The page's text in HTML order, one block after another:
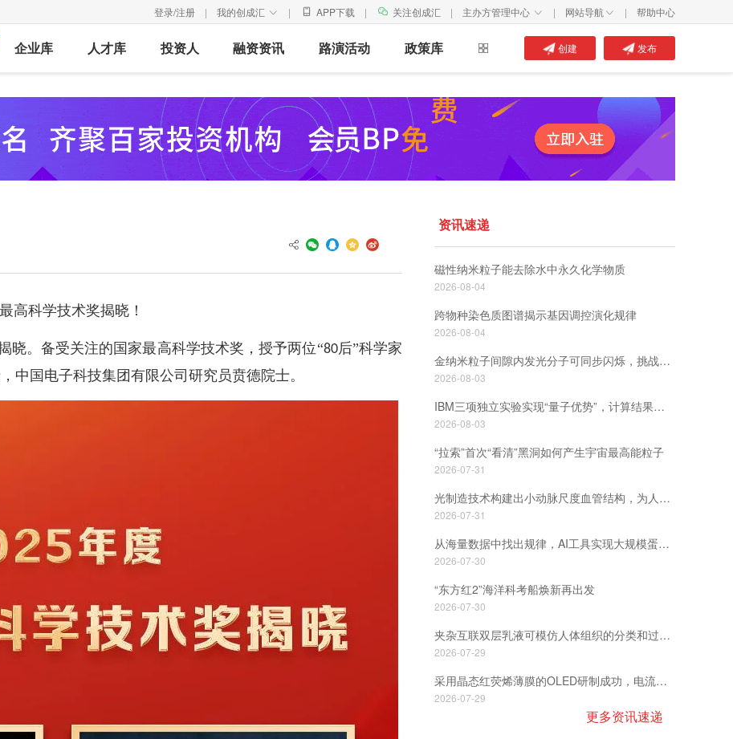
登录/注册 | 我的创成汇  | APP下载 | 关注创成汇 | 主办方管理中心  | 网站导航  | 帮助中心
企业库 人才库 投资人 融资资讯 路演活动 政策库 创建 发布
高科学技术奖揭晓！
晓。备受关注的国家最高科学技术奖，授予两位“80后”科学家
国电子科技集团有限公司研究员贲德院士。
资讯速递
磁性纳米粒子能去除水中永久化学物质
2026-08-04
跨物种染色质图谱揭示基因调控演化规律
2026-08-04
金纳米粒子间隙内发光分子可同步闪烁，挑战了关于光学相干性如何形成的长期假设
2026-08-03
IBM三项独立实验实现“量子优势”，计算结果可获验证
2026-08-03
“拉索”首次“看清”黑洞如何产生宇宙最高能粒子
2026-07-31
光制造技术构建出小动脉尺度血管结构，为人工组织和器官研发提供新技术路径
2026-07-31
从海量数据中找出规律，AI工具实现大规模蛋白质改造
2026-07-30
“东方红2”海洋科考船焕新再出发
2026-07-30
夹杂互联双层乳液可模仿人体组织的分类和过滤能力
2026-07-29
采用晶态红荧烯薄膜的OLED研制成功，电流密度较非晶态器件最多提升一千倍
2026-07-29
更多资讯速递